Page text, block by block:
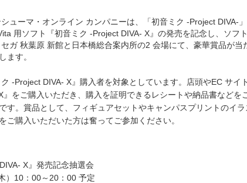
ューマ・オンライン カンパニーは、「初音ミク -Project DIVA-
用ソフト『初音ミク -Project DIVA- X』の発売を記念し、ソフ
ガ 秋葉原 新館と日本橋総合案内所の2 会場にて、豪華賞品が当
ます。
-Project DIVA- X』購入者を対象としています。店頭やEC サイ
』をご購入いただき、購入を証明できるレシートや納品書などを
す。賞品として、フィギュアセットやキャンパスプリントのイラ
ご購入いただいた方は奮ってご参加ください。
X』発売記念抽選会
）10：00～20：00 予定